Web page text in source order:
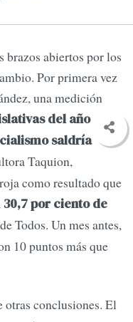
brazos abiertos por los
Por primera vez
una medición
del año
saldría
Taquion,
como resultado que
30,7 por ciento de
Todos. Un mes antes,
10 puntos más que
otras conclusiones. El